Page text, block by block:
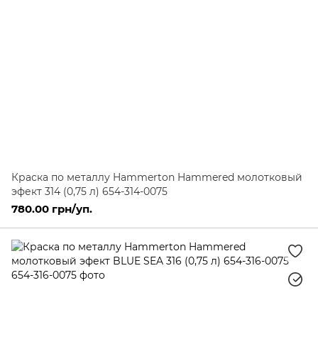
Краска по металлу Hammerton Hammered молотковый
эфект 314 (0,75 л) 654-314-0075
780.00 грн/уп.